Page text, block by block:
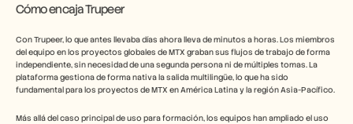
Cómo encaja Trupeer
Con Trupeer, lo que antes llevaba días ahora lleva de minutos a horas. Los miembros
del equipo en los proyectos globales de MTX graban sus flujos de trabajo de forma
independiente, sin necesidad de una segunda persona ni de múltiples tomas. La
plataforma gestiona de forma nativa la salida multilingüe, lo que ha sido
fundamental para los proyectos de MTX en América Latina y la región Asia-Pacífico.
Más allá del caso principal de uso para formación, los equipos han ampliado el uso